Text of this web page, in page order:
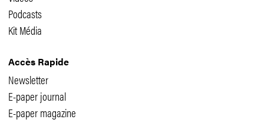
Podcasts
Kit Média
Accès Rapide
Newsletter
E-paper journal
E-paper magazine